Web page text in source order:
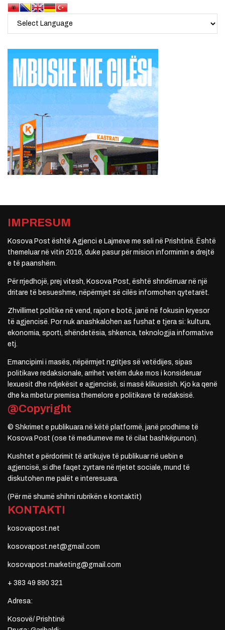
IMPRESUM
Kosova Post është Agjenci e Lajmeve me seli në Prishtinë. Është
themeluar në vitin 2016, duke pasur për mision informimin e drejtë
e të paanshëm.
Për rrjedhojë, prej vitesh, Kosova Post, është shndërruar në një
dritare të besueshme, nëpërmjet së cilës informohen qytetarët.
Zhvillimet politike në vend, rajon e botë, janë në fokusin kryesor
të agjencisë. Por nuk anashkalohen as fushat e tjera si: kultura,
ekonomia, sporti, shëndetësia, shkenca, teknologjia informative
etj.
Emancipimi i masës, nëpërmjet ngritjes së vetëdijes, sipas
politikave redaksionale, arrihet vetëm duke mos i konsideruar
lexuesit dhe ndjekësit e agjencisë, si masë klikuesish. Kjo ka qenë
dhe ka mbetur premisa themelore e politikave të redaksisë.
@Copyright
© Shkrimet e publikuara në këtë platformë, janë prodhime të
Kosova Post (ose të mediumeve me të cilat bashkëpunon).
Kushtet e përdorimit të artikujve të publikuar në uebin e
agjencisë, si dhe faqet zyrtare në rrjetet sociale, mund të
diskutohen me palët e interesuara.
(Për më shumë shihni rubrikën e kontaktit)
KONTAKTI
kosovapost.net
kosovapost.net@gmail.com
kosovapost.marketing@gmail.com
+ 383 49 890 321
Adresa:
Kosovë/ Prishtinë